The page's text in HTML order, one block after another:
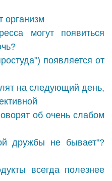
организм
могут появиться
появляется от
на следующий день,
об очень слабом
дружбы не бывает"?
всегда полезнее